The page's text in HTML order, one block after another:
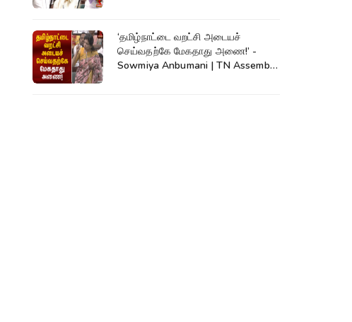
‘தமிழ்நாட்டை வறட்சி அடையச்
செய்வதற்கே மேகதாது அணை!’ -
Sowmiya Anbumani | TN Assembly